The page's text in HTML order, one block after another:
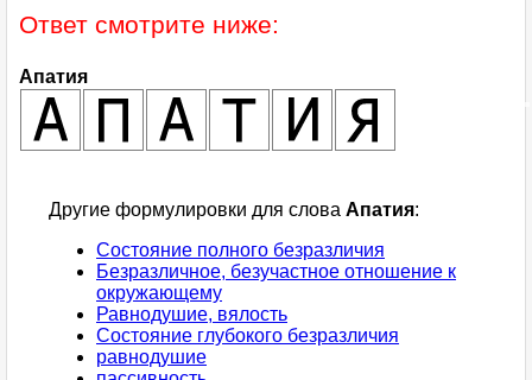
Ответ смотрите ниже:
Апатия
Другие формулировки для слова Апатия:
Состояние полного безразличия
Безразличное, безучастное отношение к
окружающему
Равнодушие, вялость
Состояние глубокого безразличия
равнодушие